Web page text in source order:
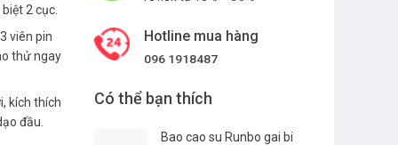
Hotline mua hàng
096 1918487
Có thể bạn thích
Bao cao su Runbo gai bi
2 cục.
viên pin
thử ngay
kích thích
đầu.